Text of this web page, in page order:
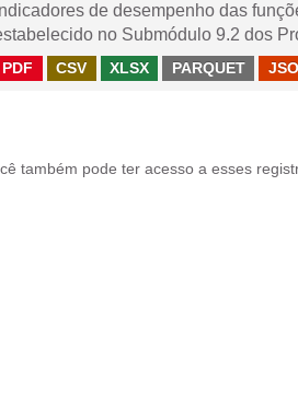
Indicadores de desempenho das
no Submódulo 9.2 dos
PDF CSV XLSX PARQUET
também pode ter acesso a esses